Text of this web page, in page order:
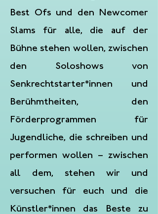
Best Ofs und den Newcomer
Slams für alle, die auf der
Bühne stehen wollen, zwischen
den Soloshows von
Senkrechtstarter*innen und
Berühmtheiten, den
Förderprogrammen für
Jugendliche, die schreiben und
performen wollen – zwischen
all dem, stehen wir und
versuchen für euch und die
Künstler*innen das Beste zu